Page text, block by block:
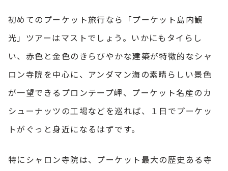
初めてのプーケット旅行なら「プーケット島内観
光」ツアーはマストでしょう。いかにもタイらし
い、赤色と金色のきらびやかな建築が特徴的なシャ
ロン寺院を中心に、アンダマン海の素晴らしい景色
が一望できるプロンテープ岬、プーケット名産のカ
シューナッツの工場などを巡れば、１日でプーケッ
トがぐっと身近になるはずです。
特にシャロン寺院は、プーケット最大の歴史ある寺